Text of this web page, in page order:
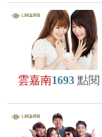
雲嘉南1693 點閱